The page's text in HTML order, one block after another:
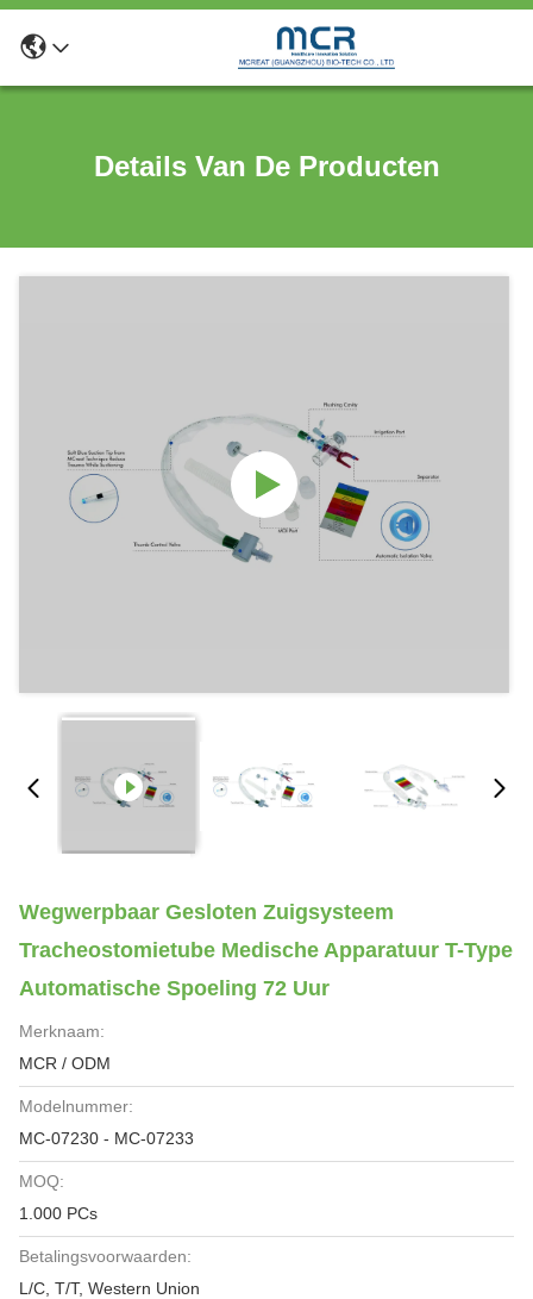
Details Van De Producten
Wegwerpbaar Gesloten Zuigsysteem
Tracheostomietube Medische Apparatuur T-Type
Automatische Spoeling 72 Uur
Merknaam:
MCR / ODM
Modelnummer:
MC-07230 - MC-07233
MOQ:
1.000 PCs
Betalingsvoorwaarden:
L/C, T/T, Western Union